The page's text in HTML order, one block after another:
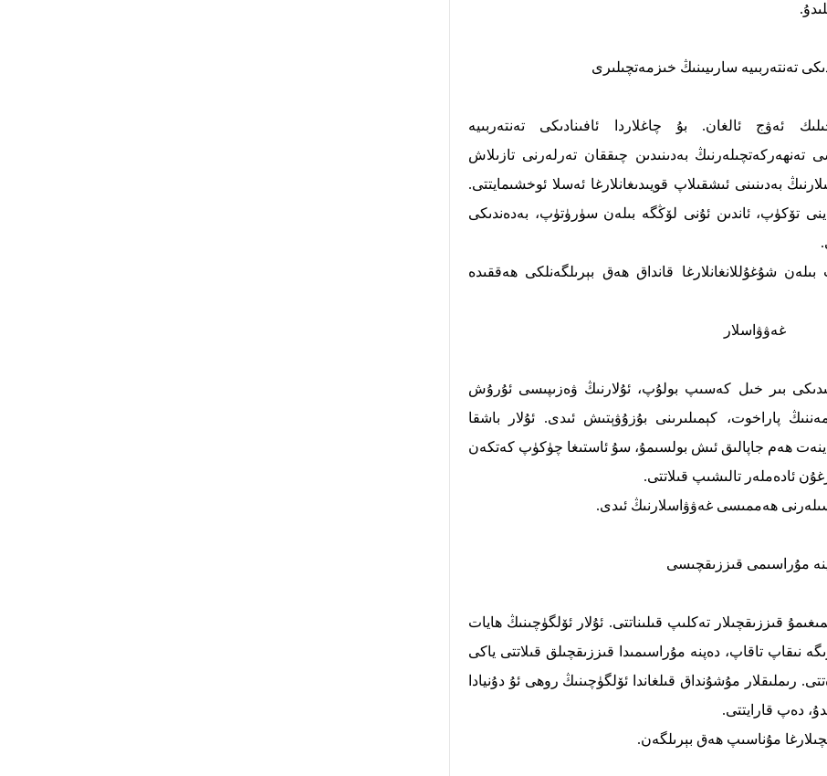
تەنتەربىيە سارىيىنىڭ خىزمەتچىلىرى
ئەۋج ئالغان. بۇ چاغلاردا ئافىنادىكى تەنتەربىيە
تەنھەركەتچىلەرنىڭ بەدىنىدىن چىققان تەرلەرنى تازىلاش
بەدىنىنى ئىشقىلاپ قويىدىغانلارغا ئەسلا ئوخشىمايتتى.
تۆكۈپ، ئاندىن ئۇنى لۆڭگە بىلەن سۈرۈتۈپ، بەدەندىكى
شۇغۇللانغانلارغا قانداق ھەق بېرىلگەنلكى ھەققىدە
غەۋۋاسلار
بىر خىل كەسىپ بولۇپ، ئۇلارنىڭ ۋەزىپىسى ئۇرۇش
پاراخوت، كېمىلىرىنى بۇزۇۋېتىش ئىدى. ئۇلار باشقا
ھەم جاپالىق ئىش بولسىمۇ، سۇ ئاستىغا چۈكۈپ كەتكەن
ئادەملەر تالىشىپ قىلاتتى.
ھەممىسى غەۋۋاسلارنىڭ ئىدى.
مۇراسىمى قىززىقچىسى
قىززىقچىلار تەكلىپ قىلىناتتى. ئۇلار ئۆلگۈچىنىڭ ھايات
نىقاپ تاقاپ، دەپنە مۇراسىمىدا قىززىقچىلق قىلاتتى ياكى
رىملىقلار مۇشۇنداق قىلغاندا ئۆلگۈچىنىڭ روھى ئۇ دۇنيادا
دەپ قارايتتى.
مۇناسىپ ھەق بېرىلگەن.